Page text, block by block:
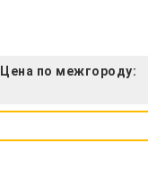
Цена по межгороду: